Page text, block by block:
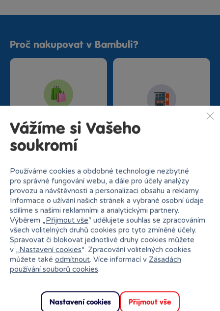
Proč nakupovat v Bambuli?
Nejširší sortiment na
trhu
27 kamenných prodejen
Doprava zdarma od
1500 Kč
Rezervace na prodejně
zdarma
Vážíme si Vašeho
soukromí
Používáme cookies a obdobné technologie nezbytné
pro správné fungování webu, a dále pro účely analýzy
provozu a návštěvnosti a personalizaci obsahu a reklamy.
Informace o užívání našich stránek a vybrané osobní údaje
sdílíme s našimi reklamními a analytickými partnery.
Výběrem „Přijmout vše“ udělujete souhlas se zpracováním
všech volitelných druhů cookies pro tyto zmíněné účely.
Spravovat či blokovat jednotlivé druhy cookies můžete
v „Nastavení cookies“. Zpracování volitelných cookies
můžete také odmítnout. Více informací v Zásadách
používání souborů cookies.
Nastavení cookies Přijmout vše